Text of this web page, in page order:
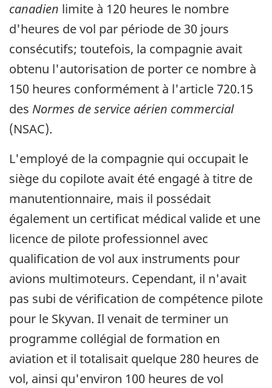
canadien limite à 120 heures le nombre
d'heures de vol par période de 30 jours
consécutifs; toutefois, la compagnie avait
obtenu l'autorisation de porter ce nombre à
150 heures conformément à l'article 720.15
des Normes de service aérien commercial
(NSAC).
L'employé de la compagnie qui occupait le
siège du copilote avait été engagé à titre de
manutentionnaire, mais il possédait
également un certificat médical valide et une
licence de pilote professionnel avec
qualification de vol aux instruments pour
avions multimoteurs. Cependant, il n'avait
pas subi de vérification de compétence pilote
pour le Skyvan. Il venait de terminer un
programme collégial de formation en
aviation et il totalisait quelque 280 heures de
vol, ainsi qu'environ 100 heures de vol